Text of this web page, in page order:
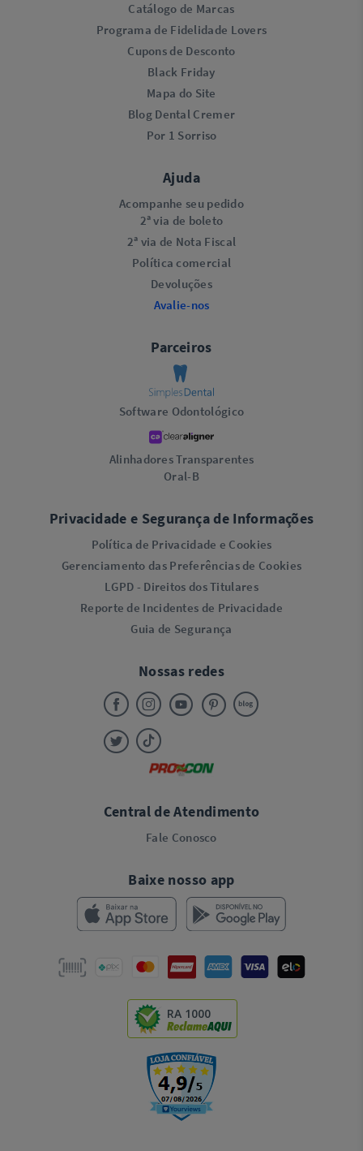
Catálogo de Marcas
Programa de Fidelidade Lovers​
Cupons de Desconto
Black Friday
Mapa do Site
Blog Dental Cremer
Por 1 Sorriso
Ajuda
Acompanhe seu pedido
2ª via de boleto
2ª via de Nota Fiscal
Política comercial
Devoluções
Avalie-nos
Parceiros
Software Odontológico
Alinhadores Transparentes
Oral-B
Privacidade e Segurança de Informações
Política de Privacidade e Cookies
Gerenciamento das Preferências de Cookies
LGPD - Direitos dos Titulares
Reporte de Incidentes de Privacidade
Guia de Segurança
Nossas redes
Central de Atendimento
Fale Conosco
Baixe nosso app
RA 1000